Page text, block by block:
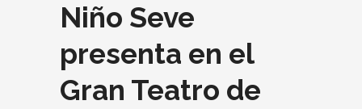
Niño Seve
presenta en el
Gran Teatro de